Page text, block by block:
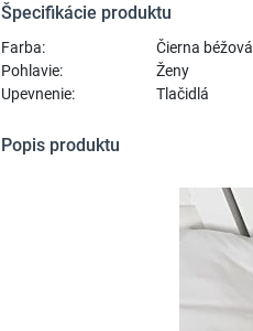
Špecifikácie produktu
Farba: Čierna béžová
Pohlavie:
Ženy
Upevnenie:
Tlačidlá
Popis produktu